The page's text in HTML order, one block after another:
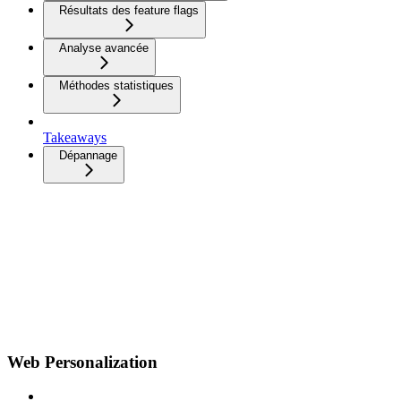
Résultats des feature flags
Analyse avancée
Méthodes statistiques
Takeaways
Dépannage
Web Personalization